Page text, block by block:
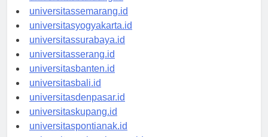
universitasbandung.id
universitassemarang.id
universitasyogyakarta.id
universitassurabaya.id
universitasserang.id
universitasbanten.id
universitasbali.id
universitasdenpasar.id
universitaskupang.id